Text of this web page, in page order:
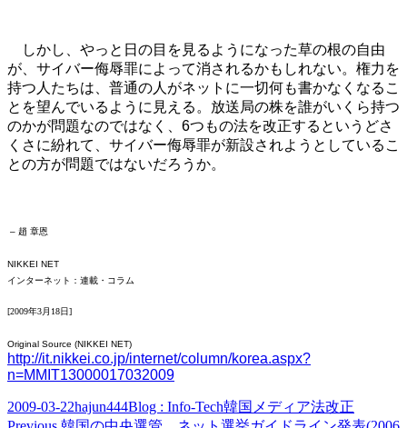
しかし、やっと日の目を見るようになった草の根の自由
が、サイバー侮辱罪によって消されるかもしれない。権力を
持つ人たちは、普通の人がネットに一切何も書かなくなるこ
とを望んでいるように見える。放送局の株を誰がいくら持つ
のかが問題なのではなく、6つもの法を改正するというどさ
くさに紛れて、サイバー侮辱罪が新設されようとしているこ
との方が問題ではないだろうか。
– 趙 章恩
NIKKEI NET
インターネット：連載・コラム
[2009年3月18日]
Original Source (NIKKEI NET)
http://it.nikkei.co.jp/internet/column/korea.aspx?
n=MMIT13000017032009
Posted
on
2009-03-22Author
hajun444Categories
Blog : Info-TechTags
韓国メディア法改正
Previous